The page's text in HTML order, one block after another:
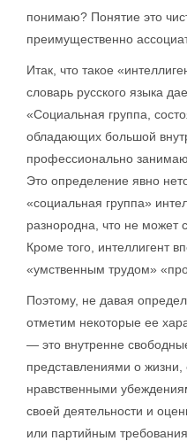
понимаю? Понятие это
преимущественно
Итак, что такое
словарь русского языка
«Социальная группа,
обладающих большой
профессионально
Это определение явно
«социальная группа»
разнородна, что не может
Кроме того, интеллигент
«умственным трудом»
Поэтому, не давая
отметим некоторые ее
— это внутренне
представлениями о
нравственными
своей деятельности и
или партийным